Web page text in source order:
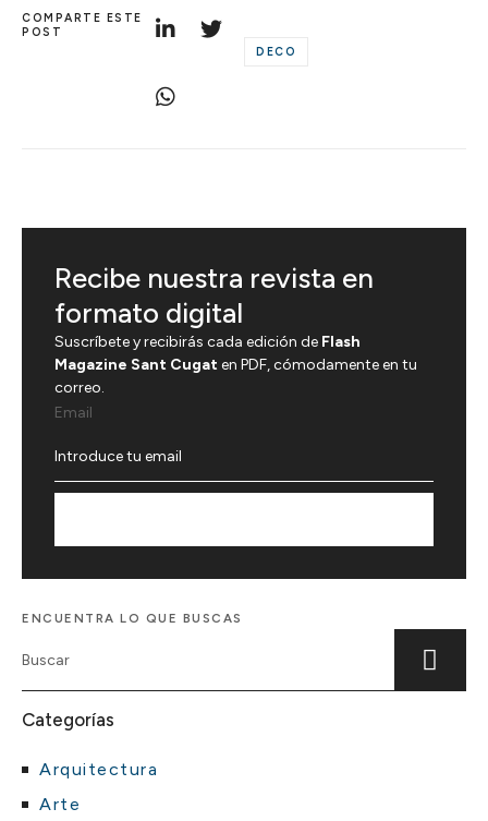
COMPARTE ESTE
POST
DECO
Recibe nuestra revista en
formato digital
Suscríbete y recibirás cada edición de Flash
Magazine Sant Cugaten PDF, cómodamente en tu
correo.
Email
ENCUENTRA LO QUE BUSCAS
Categorías
Arquitectura
Arte